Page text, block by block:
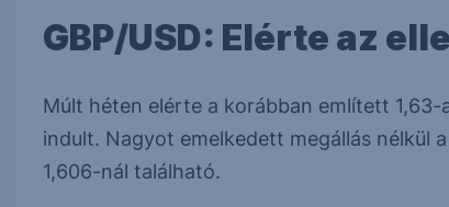
GBP/USD: Elérte az
Múlt héten elérte a korábban említett
indult. Nagyot emelkedett megállás nélkül
1,606-nál található.